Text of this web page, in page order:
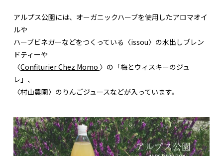
アルプス公園には、オーガニックハーブを使用したアロマオイ
ルや
ハーブビネガーなどをつくっている〈issou〉の水出しブレン
ドティーや
〈Confiturier Chez Momo 〉の「梅とウィスキーのジュ
レ」、
〈村山農園〉のりんごジュースなどが入っています。